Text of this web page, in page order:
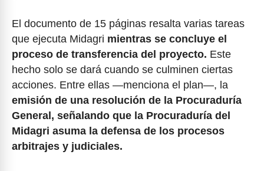
El documento de 15 páginas resalta varias tareas
que ejecuta Midagri mientras se concluye el
proceso de transferencia del proyecto. Este
hecho solo se dará cuando se culminen ciertas
acciones. Entre ellas —menciona el plan—, la
emisión de una resolución de la Procuraduría
General, señalando que la Procuraduría del
Midagri asuma la defensa de los procesos
arbitrajes y judiciales.